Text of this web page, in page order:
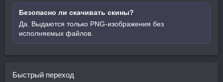
Безопасно ли скачивать скины?
Да. Выдаются только PNG-изображения без
исполняемых файлов.
Быстрый переход